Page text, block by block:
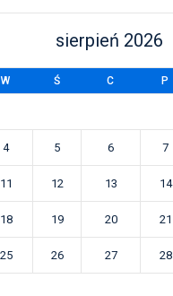
sierpień 2026
W Ś C P
4 5 6 7
11 12 13 14
18 19 20 21
25 26 27 28